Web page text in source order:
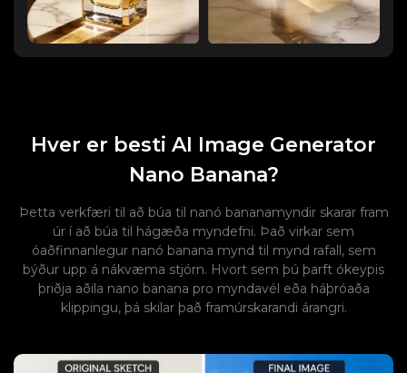
Hver er besti AI Image Generator
Nano Banana?
Þetta verkfæri til að búa til nanó bananamyndir skarar fram
úr í að búa til hágæða myndefni. Það virkar sem
óaðfinnanlegur nanó banana mynd til mynd rafall, sem
býður upp á nákvæma stjórn. Hvort sem þú þarft ókeypis
þriðja aðila nano banana pro myndavél eða háþróaða
klippingu, þá skilar það framúrskarandi árangri.